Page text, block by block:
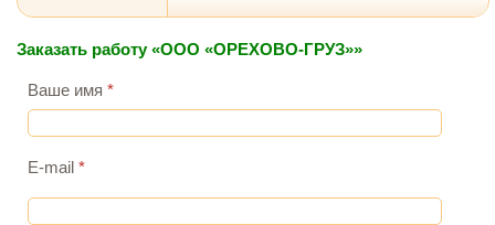
Заказать работу «ООО «ОРЕХОВО-ГРУЗ»»
Ваше имя *
E-mail *